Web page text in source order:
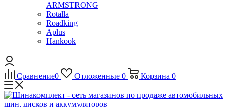
ARMSTRONG
Rotalla
Roadking
Aplus
Hankook
Сравнение0 Отложенные 0 Корзина 0